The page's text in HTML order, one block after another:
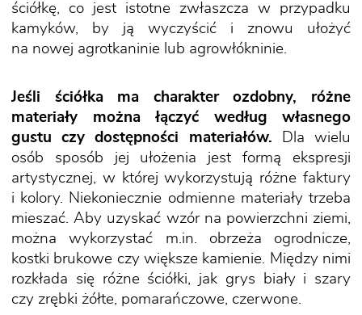
ściółkę, co jest istotne zwłaszcza w przypadku
kamyków, by ją wyczyścić i znowu ułożyć
na nowej agrotkaninie lub agrowłókninie.
Jeśli ściółka ma charakter ozdobny, różne
materiały można łączyć według własnego
gustu czy dostępności materiałów. Dla wielu
osób sposób jej ułożenia jest formą ekspresji
artystycznej, w której wykorzystują różne faktury
i kolory. Niekoniecznie odmienne materiały trzeba
mieszać. Aby uzyskać wzór na powierzchni ziemi,
można wykorzystać m.in. obrzeża ogrodnicze,
kostki brukowe czy większe kamienie. Między nimi
rozkłada się różne ściółki, jak grys biały i szary
czy zrębki żółte, pomarańczowe, czerwone.